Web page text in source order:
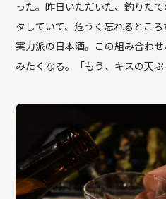
った。昨日いただいた、釣りた
タしていて、危うく忘れるところ
実力派の日本酒。この組み合わ
みたくなる。「もう、キスの天ぷ